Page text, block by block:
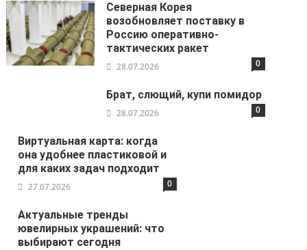
Северная Корея
возобновляет поставку в
Россию оперативно-
тактических ракет
28.07.2026 0
Брат, слющий, купи помидор
28.07.2026 0
Виртуальная карта: когда
она удобнее пластиковой и
для каких задач подходит
27.07.2026 0
Актуальные тренды
ювелирных украшений: что
выбирают сегодня